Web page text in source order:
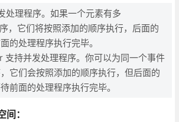
处理程序。如果一个元素有多
，它们将按照添加的顺序执行，后面的
的处理程序执行完毕。
持并发处理程序。你可以为同一个事件
它们会按照添加的顺序执行，但后面的
前面的处理程序执行完毕。
间：